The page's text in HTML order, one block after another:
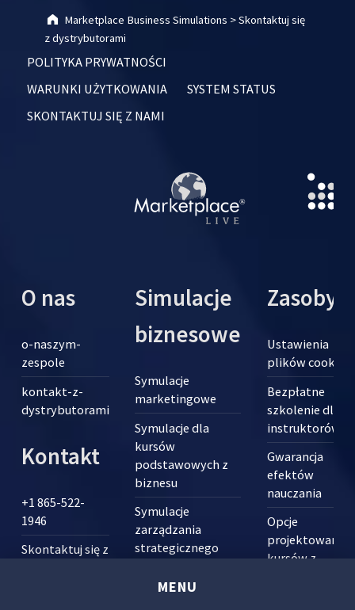
MENU
Marketplace Business Simulations >Skontaktuj się
z dystrybutorami
POLITYKA PRYWATNOŚCI
WARUNKI UŻYTKOWANIA
SYSTEM STATUS
SKONTAKTUJ SIĘ Z NAMI
O nas
o-naszym-
zespole
kontakt-z-
dystrybutorami
Kontakt
+1 865-522-
1946
Skontaktuj się z
Simulacje
biznesowe
Symulacje
marketingowe
Symulacje dla
kursów
podstawowych z
biznesu
Symulacje
zarządzania
strategicznego
zarządzania
Zasoby
Ustawienia
plików cookie
Bezpłatne
szkolenie dla
instruktorów
Gwarancja
efektów
nauczania
Opcje
projektowania
kursów z